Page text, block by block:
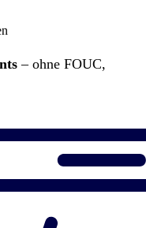
– ohne FOUC,